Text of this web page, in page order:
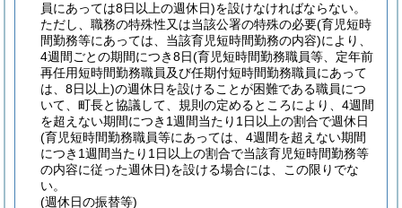
員にあっては8日以上の週休日)を設けなければならない。
ただし、職務の特殊性又は当該公署の特殊の必要(育児短時
間勤務等にあっては、当該育児短時間勤務の内容)により、
4週間ごとの期間につき8日(育児短時間勤務職員等、定年前
再任用短時間勤務職員及び任期付短時間勤務職員にあって
は、8日以上)の週休日を設けることが困難である職員につ
いて、町長と協議して、規則の定めるところにより、4週間
を超えない期間につき1週間当たり1日以上の割合で週休日
(育児短時間勤務職員等にあっては、4週間を超えない期間
につき1週間当たり1日以上の割合で当該育児短時間勤務等
の内容に従った週休日)を設ける場合には、この限りでな
い。
(週休日の振替等)